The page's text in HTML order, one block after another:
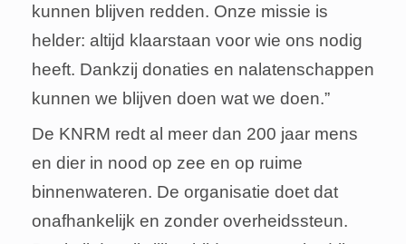
kunnen blijven redden. Onze missie is
helder: altijd klaarstaan voor wie ons nodig
heeft. Dankzij donaties en nalatenschappen
kunnen we blijven doen wat we doen.”
De KNRM redt al meer dan 200 jaar mens
en dier in nood op zee en op ruime
binnenwateren. De organisatie doet dat
onafhankelijk en zonder overheidssteun.